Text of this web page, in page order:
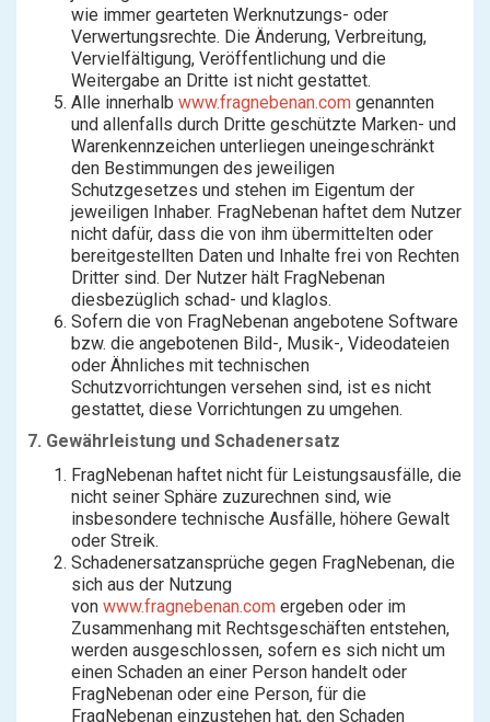
wie immer gearteten Werknutzungs- oder
Verwertungsrechte. Die Änderung, Verbreitung,
Vervielfältigung, Veröffentlichung und die
Weitergabe an Dritte ist nicht gestattet.
Alle innerhalb www.fragnebenan.com genannten
und allenfalls durch Dritte geschützte Marken- und
Warenkennzeichen unterliegen uneingeschränkt
den Bestimmungen des jeweiligen
Schutzgesetzes und stehen im Eigentum der
jeweiligen Inhaber. FragNebenan haftet dem Nutzer
nicht dafür, dass die von ihm übermittelten oder
bereitgestellten Daten und Inhalte frei von Rechten
Dritter sind. Der Nutzer hält FragNebenan
diesbezüglich schad- und klaglos.
Sofern die von FragNebenan angebotene Software
bzw. die angebotenen Bild-, Musik-, Videodateien
oder Ähnliches mit technischen
Schutzvorrichtungen versehen sind, ist es nicht
gestattet, diese Vorrichtungen zu umgehen.
7. Gewährleistung und Schadenersatz
FragNebenan haftet nicht für Leistungsausfälle, die
nicht seiner Sphäre zuzurechnen sind, wie
insbesondere technische Ausfälle, höhere Gewalt
oder Streik.
Schadenersatzansprüche gegen FragNebenan, die
sich aus der Nutzung
von www.fragnebenan.com ergeben oder im
Zusammenhang mit Rechtsgeschäften entstehen,
werden ausgeschlossen, sofern es sich nicht um
einen Schaden an einer Person handelt oder
FragNebenan oder eine Person, für die
FragNebenan einzustehen hat, den Schaden